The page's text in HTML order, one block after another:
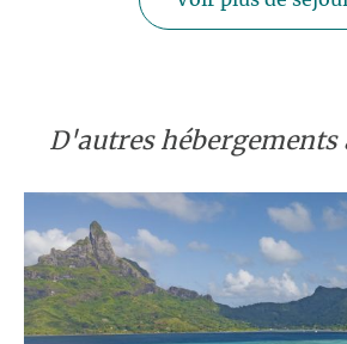
D'autres hébergements